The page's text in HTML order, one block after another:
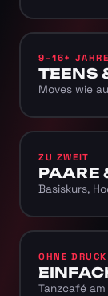
9–16+ JAHRE
TEENS
Moves wie
ZU ZWEIT
PAARE
Basiskurs,
OHNE DRUCK
Tanzcafé